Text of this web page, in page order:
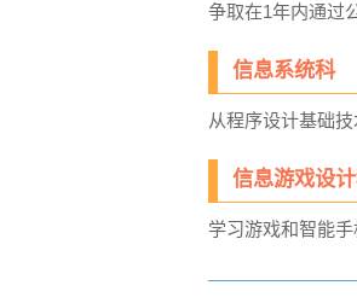
争取在1年内通过
信息系统科
从程序设计基础
信息游戏设
学习游戏和智能